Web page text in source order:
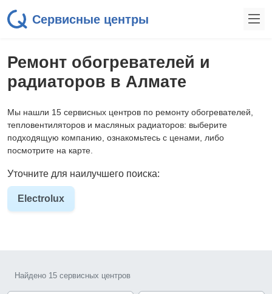
Сервисные центры
Ремонт обогревателей и
радиаторов в Алмате
Мы нашли 15 сервисных центров по ремонту обогревателей,
тепловентиляторов и масляных радиаторов: выберите
подходящую компанию, ознакомьтесь с ценами, либо
посмотрите на карте.
Уточните для наилучшего поиска:
Electrolux
Найдено 15 сервисных центров